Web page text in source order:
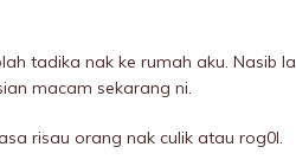
tadika nak ke rumah aku. Nasib la
macam sekarang ni.
risau orang nak cuIik atau rog0l.